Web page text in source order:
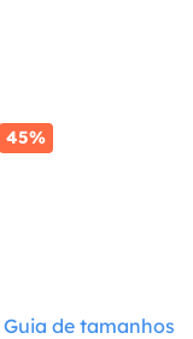
45%
Guia de tamanhos